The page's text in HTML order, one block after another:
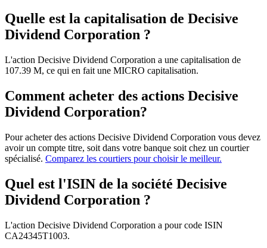
Quelle est la capitalisation de Decisive
Dividend Corporation ?
L'action Decisive Dividend Corporation a une capitalisation de
107.39 M, ce qui en fait une MICRO capitalisation.
Comment acheter des actions Decisive
Dividend Corporation?
Pour acheter des actions Decisive Dividend Corporation vous devez
avoir un compte titre, soit dans votre banque soit chez un courtier
spécialisé. Comparez les courtiers pour choisir le meilleur.
Quel est l'ISIN de la société Decisive
Dividend Corporation ?
L'action Decisive Dividend Corporation a pour code ISIN
CA24345T1003.